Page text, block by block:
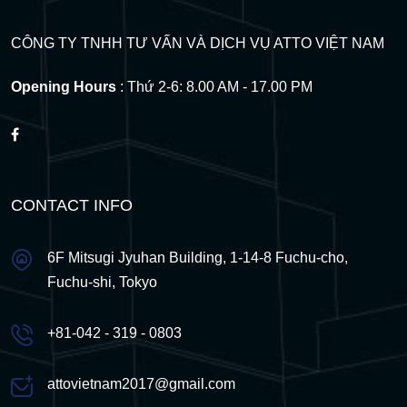
CÔNG TY TNHH TƯ VẤN VÀ DỊCH VỤ ATTO VIỆT NAM
Opening Hours : Thứ 2-6: 8.00 AM - 17.00 PM
CONTACT INFO
6F Mitsugi Jyuhan Building, 1-14-8 Fuchu-cho,
Fuchu-shi, Tokyo
+81-042 - 319 - 0803
attovietnam2017@gmail.com